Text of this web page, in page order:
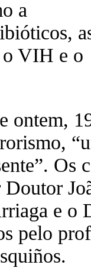
a
o VIH e o
ontem,
Os
Doutor
e o
pelo